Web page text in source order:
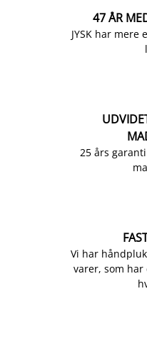
47 ÅR
JYSK har mere
25 års
Vi har
varer, som har